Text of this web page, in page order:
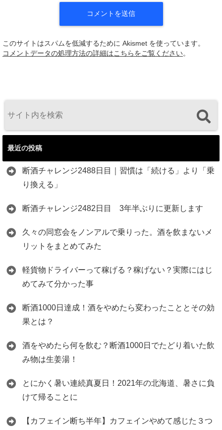
このサイトはスパムを低減するために Akismet を使っています。
コメントデータの処理方法の詳細はこちらをご覧ください。
最近の投稿
断酒チャレンジ2488日目｜習慣は「続ける」より「乗
り換える」
断酒チャレンジ2482日目 3年半ぶりに更新します
久々の同窓会をノンアルで乗りった。酒を飲まないメ
リットをまとめてみた
軽貨物ドライバーって稼げる？稼げない？実際にはじ
めてみて分かった事
断酒1000日達成！酒をやめたら変わったこととその効
果とは？
酒をやめたら何を飲む？断酒1000日でたどり着いた飲
み物は生姜湯！
とにかく暑い連続真夏日！2021年の北海道、暑さに負
けて帰ることに
【カフェイン断ち半年】カフェインやめて感じた３つ